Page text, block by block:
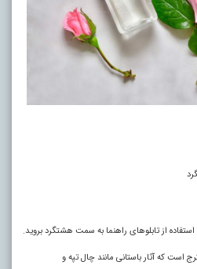
استفاده از تابلوهای راهنما به سمت هشتگرد بروید.
است که آثار باستانی مانند چال تپه و